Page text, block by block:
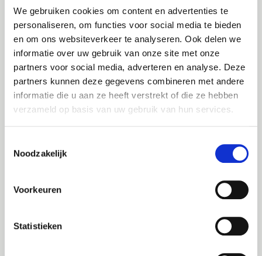
We gebruiken cookies om content en advertenties te
personaliseren, om functies voor social media te bieden
en om ons websiteverkeer te analyseren. Ook delen we
informatie over uw gebruik van onze site met onze
partners voor social media, adverteren en analyse. Deze
partners kunnen deze gegevens combineren met andere
informatie die u aan ze heeft verstrekt of die ze hebben
verzameld op basis van uw gebruik van hun services.
Noodzakelijk
Voorkeuren
Statistieken
Diefstal, poging tot diefstal of carjacking /
Een vervangwagen tot 30 dagen in alle landen
vermeld op het verzekeringsbewijs
Repatriëring: we repatriëren u vanuit het
buitenland naar uw woonplaats
Verblijven in het buitenland van meer dan 3
maanden zijn niet gedekt.
Uw mobiliteit verzekeren is belangrijk en met deze